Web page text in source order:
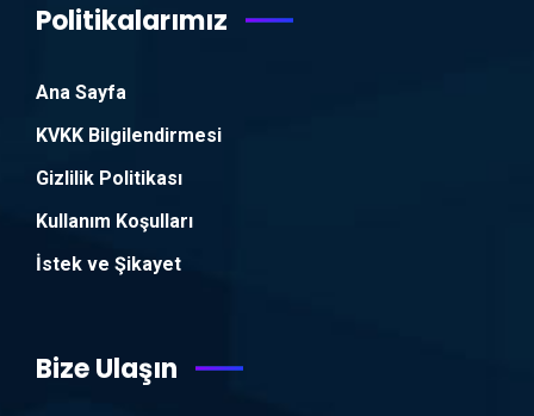
Politikalarımız
Ana Sayfa
KVKK Bilgilendirmesi
Gizlilik Politikası
Kullanım Koşulları
İstek ve Şikayet
Bize Ulaşın